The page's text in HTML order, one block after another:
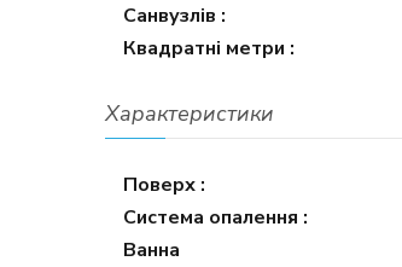
Санвузлів :
Квадратні метри :
Характеристики
Поверх :
Система опалення :
Ванна